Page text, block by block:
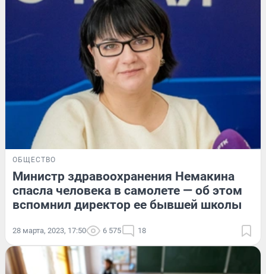
ОБЩЕСТВО
Министр здравоохранения Немакина
спасла человека в самолете — об этом
вспомнил директор ее бывшей школы
28 марта, 2023, 17:50 6 575 18